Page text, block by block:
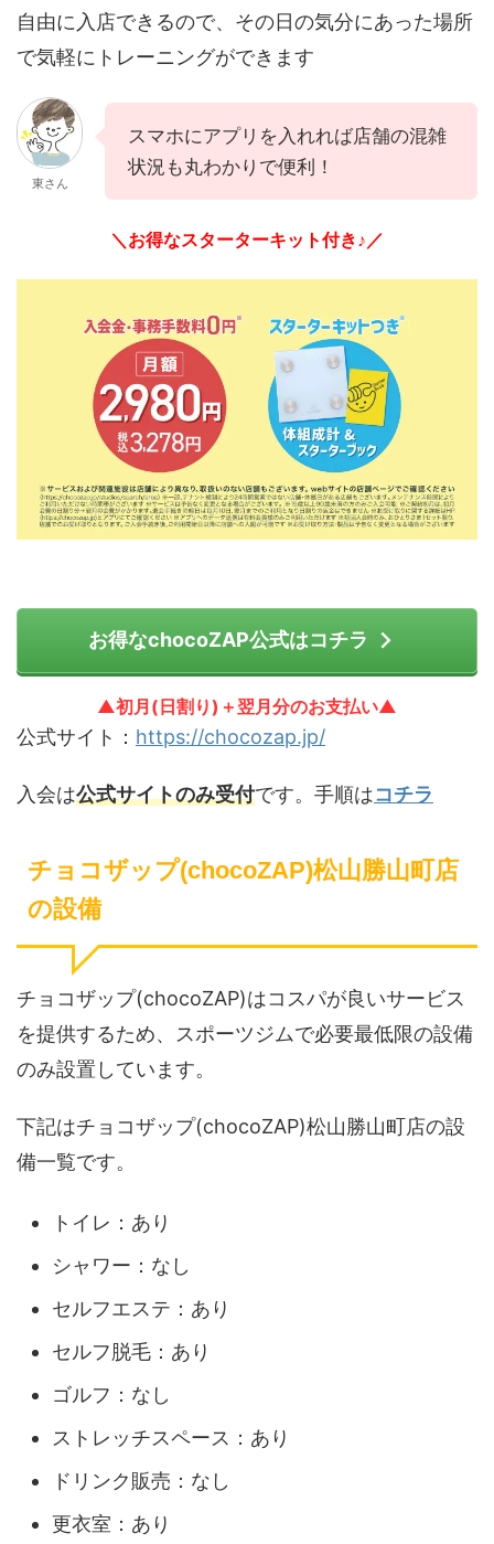
自由に入店できるので、その日の気分にあった場所
で気軽にトレーニングができます
東さん
スマホにアプリを入れれば店舗の混雑
状況も丸わかりで便利！
＼お得なスターターキット付き♪／
お得なchocoZAP公式はコチラ
▲初月(日割り)＋翌月分のお支払い▲
公式サイト： https://chocozap.jp/
入会は公式サイトのみ受付です。手順はコチラ
チョコザップ(chocoZAP)松山勝山町店
の設備
チョコザップ(chocoZAP)はコスパが良いサービス
を提供するため、スポーツジムで必要最低限の設備
のみ設置しています。
下記はチョコザップ(chocoZAP)松山勝山町店の設
備一覧です。
トイレ：あり
シャワー：なし
セルフエステ：あり
セルフ脱毛：あり
ゴルフ：なし
ストレッチスペース：あり
ドリンク販売：なし
更衣室：あり